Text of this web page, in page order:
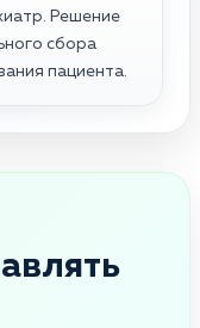
Решение
сбора
пациента.